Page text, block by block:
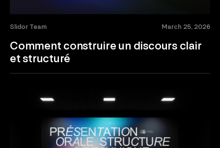
Slidor Team March 25, 2026
Comment construire un discours clair
et structuré